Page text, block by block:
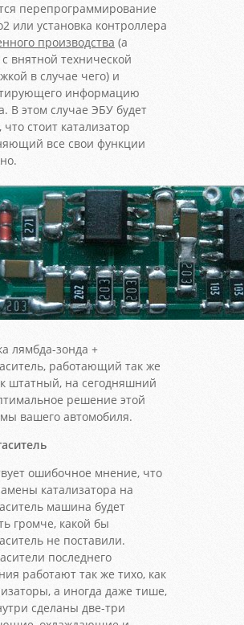
перепрограммирование
или установка контроллера
производства (а
внятной технической
в случае чего) и
информацию
В этом случае ЭБУ будет
что стоит катализатор
все свои функции
лямбда-зонда +
работающий так же
штатный, на сегодняшний
решение этой
вашего автомобиля.
ошибочное мнение, что
катализатора на
машина будет
громче, какой бы
не поставили.
последнего
работают так же тихо, как
а иногда даже тише,
сделаны две-три